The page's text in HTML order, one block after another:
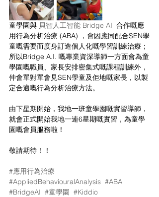
童學園與 貝智人工智能 Bridge AI
  合作嘅應
用行為分析治療 (ABA) ，會因應同配合SEN學
童嘅需要而度身訂造個人化嘅學習訓練治療；
所以Bridge A.I. 嘅專業資深導師一方面會為童
學園嘅職員、家長安排密集式嘅課程訓練外，
仲會單對單會見SEN學童及佢地嘅家長，以製
定合適嘅行為分析治療方法。
由下星期開始，我地一班童學園嘅實習導師，
就會正式開始我地一連6星期嘅實習，為童學
園嘅會員服務啦！
敬請期待！！
#應用行為治療
#AppliedBehaviouralAnalysis #ABA
#BridgeAI #童學園 #Kiddio